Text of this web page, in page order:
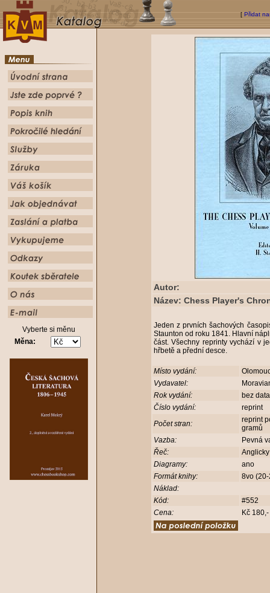
[ Přidat
Vyberte si měnu
Měna:
Autor:
Název: Chess Player's
Jeden z prvních šachových
Staunton od roku 1841. Hlavní
část. Všechny reprinty vychází v
hřbetě a přední desce.
Místo vydání:
Vydavatel:
Rok vydání:
bez
Číslo vydání:
reprint
Počet stran:
reprint
gramů
Vazba:
Pevná
Řeč:
Diagramy:
ano
Formát knihy:
8vo
Náklad:
Kód:
#552
Cena:
Kč